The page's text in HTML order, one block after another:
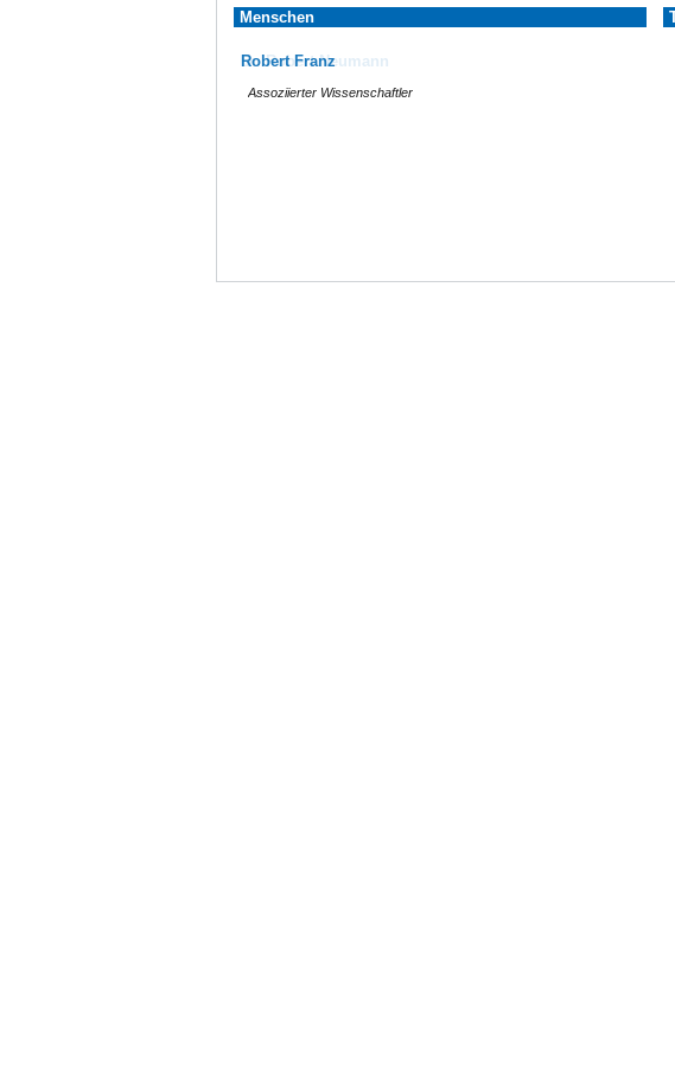
Menschen
Robert Franz
Assoziierter Wissenschaftler